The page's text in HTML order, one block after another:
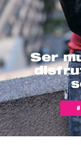
Ser